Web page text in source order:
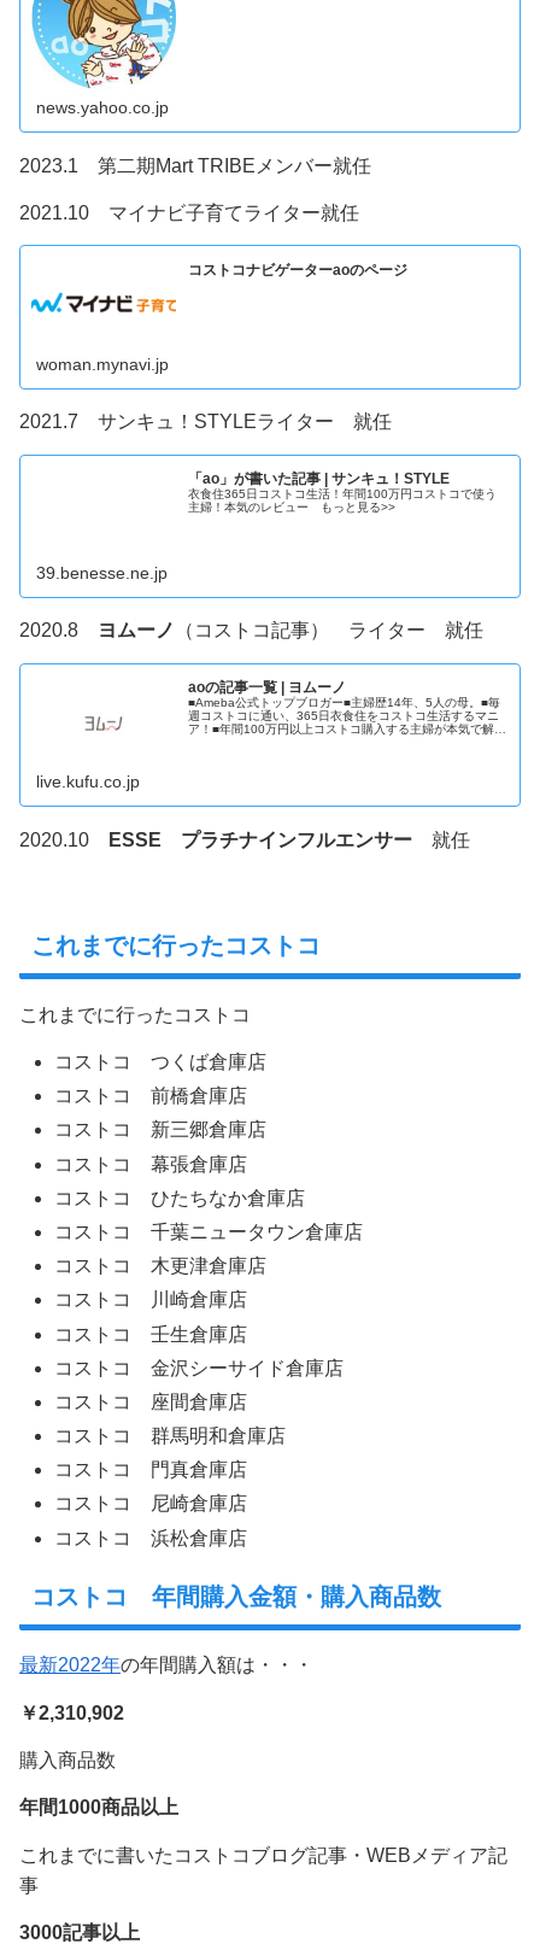
news.yahoo.co.jp
2023.1 第二期Mart TRIBEメンバー就任
2021.10 マイナビ子育てライター就任
コストコナビゲーターaoのページ
woman.mynavi.jp
2021.7 サンキュ！STYLEライター 就任
「ao」が書いた記事 | サンキュ！STYLE
衣食住365日コストコ生活！年間100万円コストコで使う
主婦！本気のレビュー もっと見る>>
39.benesse.ne.jp
2020.8 ヨムーノ （コストコ記事） ライター 就任
aoの記事一覧 | ヨムーノ
■Ameba公式トップブロガー■主婦歴14年、5人の母。■毎
週コストコに通い、365日衣食住をコストコ生活するマニ
ア！■年間100万円以上コストコ購入する主婦が本気で解説
live.kufu.co.jp
2020.10 ESSE プラチナインフルエンサー 就任
これまでに行ったコストコ
これまでに行ったコストコ
コストコ つくば倉庫店
コストコ 前橋倉庫店
コストコ 新三郷倉庫店
コストコ 幕張倉庫店
コストコ ひたちなか倉庫店
コストコ 千葉ニュータウン倉庫店
コストコ 木更津倉庫店
コストコ 川崎倉庫店
コストコ 壬生倉庫店
コストコ 金沢シーサイド倉庫店
コストコ 座間倉庫店
コストコ 群馬明和倉庫店
コストコ 門真倉庫店
コストコ 尼崎倉庫店
コストコ 浜松倉庫店
コストコ 年間購入金額・購入商品数
最新2022年の年間購入額は・・・
￥2,310,902
購入商品数
年間1000商品以上
これまでに書いたコストコブログ記事・WEBメディア記
事
3000記事以上